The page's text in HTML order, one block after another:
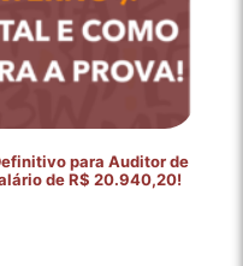
para Auditor de
de R$ 20.940,20!